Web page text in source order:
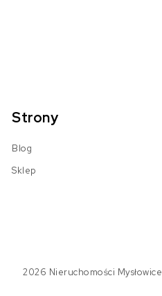
Strony
Blog
Sklep
2026 Nieruchomości Mysłowice